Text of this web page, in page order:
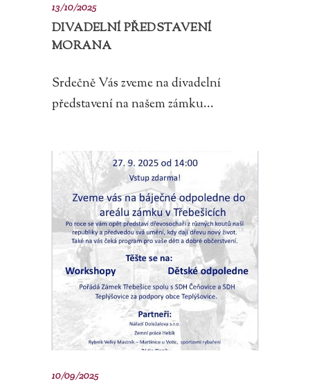
13/10/2025
DIVADELNÍ PŘEDSTAVENÍ
MORANA
Srdečně Vás zveme na divadelní
představení na našem zámku...
10/09/2025